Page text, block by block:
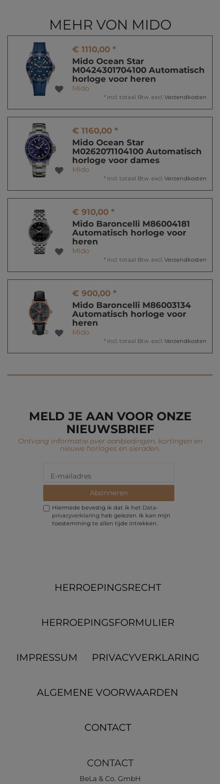
MEHR VON MIDO
€ 1110,00 *
Mido Ocean Star
M0424301704100 Automatisch
horloge voor heren
Mido
* incl. totaal Btw. excl. Verzendkosten
€ 1160,00 *
Mido Ocean Star
M0262071104100 Automatisch
horloge voor dames
Mido
* incl. totaal Btw. excl. Verzendkosten
€ 910,00 *
Mido Baroncelli M86004181
Automatisch horloge voor
heren
Mido
* incl. totaal Btw. excl. Verzendkosten
€ 900,00 *
Mido Baroncelli M86003134
Automatisch horloge voor
heren
Mido
* incl. totaal Btw. excl. Verzendkosten
MELD JE AAN VOOR ONZE
NIEUWSBRIEF
Ontvang informatie over aanbiedingen, kortingen en
nieuwe horloges en sieraden.
Abonneren
Hiermede bevestig ik dat ik het Data­
privacy­verklaring heb gelezen. Ik kan mijn
toestemming te allen tijde intrekken.
HERROEPINGS­RECHT
HERROEPINGS­FORMULIER
IMPRESSUM PRIVACYVERKLARING
ALGEMENE VOORWAARDEN
CONTACT
CONTACT
BeLa & Co. GmbH